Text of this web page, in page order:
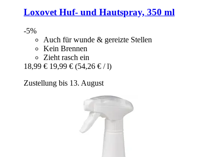
Loxovet Huf-​ und Hautspray, 350 ml
-5%
Auch für wunde & gereizte Stellen
Kein Brennen
Zieht rasch ein
18,99 € 19,99 € (54,26 € / l)
Zustellung bis 13. August